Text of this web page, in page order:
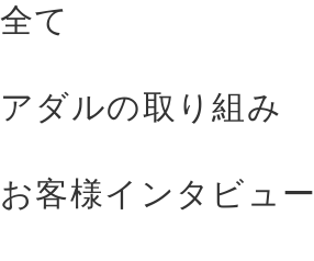
全て
アダルの取り組み
お客様インタビュー